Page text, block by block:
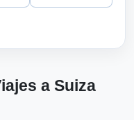
a Suiza